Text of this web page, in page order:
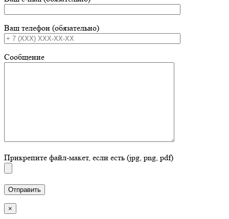
Ваш телефон (обязательно)
Сообщение
Прикрепите файл-макет, если есть (jpg, png, pdf)
×